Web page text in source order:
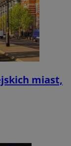
miast,